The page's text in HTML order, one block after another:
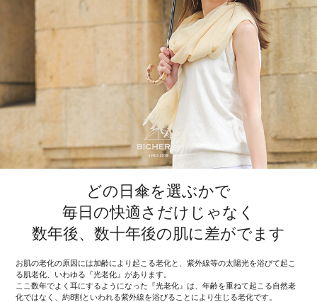
どの日傘を選ぶかで
毎日の快適さだけじゃなく
数年後、数十年後の肌に差がでます
お肌の老化の原因には加齢により起こる老化と、紫外線等の太陽光を浴びて起こ
る肌老化、いわゆる『光老化』があります。
ここ数年でよく耳にするようになった『光老化』は、年齢を重ねて起こる自然老
化ではなく、約8割といわれる紫外線を浴びることにより生じる老化です。